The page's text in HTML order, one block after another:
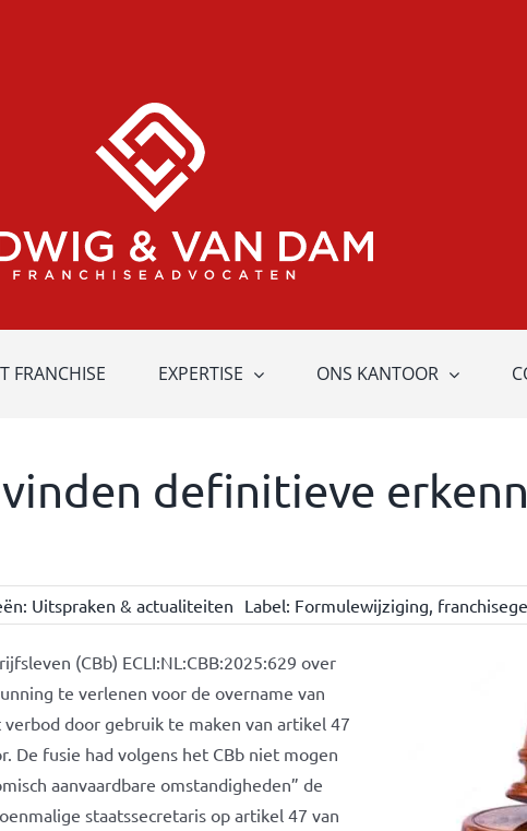
FRANCHISE EXPERTISE ONS KANTOOR
definitieve
Uitspraken & actualiteiten Label: Formulewijziging,
(CBb) ECLI:NL:CBB:2025:629 over
te verlenen voor de overname van
door gebruik te maken van artikel 47
De fusie had volgens het CBb niet mogen
aanvaardbare omstandigheden” de
staatssecretaris op artikel 47 van